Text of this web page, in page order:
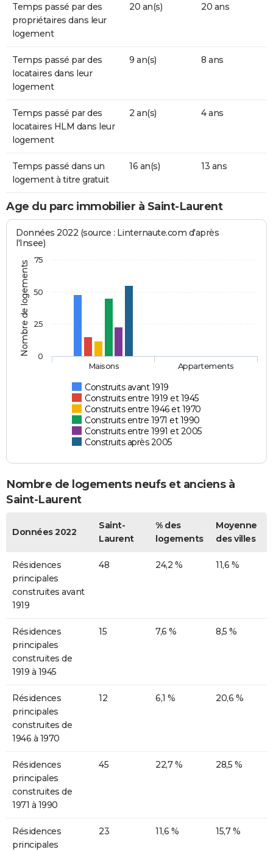
Temps passé par des
propriétaires dans leur
logement
20 an(s) 20 ans
Temps passé par des
locataires dans leur
logement
9 an(s) 8 ans
Temps passé par des
locataires HLM dans leur
logement
2 an(s) 4 ans
Temps passé dans un
logement à titre gratuit
16 an(s) 13 ans
Age du parc immobilier à Saint-Laurent
Nombre de logements
Données 2022 (source : Linternaute.com d'après
l'Insee)
Construits avant 1919
Construits entre 1919 et 1945
Construits entre 1946 et 1970
Construits entre 1971 et 1990
Construits entre 1991 et 2005
Construits après 2005
Maisons Appartements
0
25
50
75
Nombre de logements neufs et anciens à
Saint-Laurent
Données 2022
Saint-
Laurent
% des
logements
Moyenne
des villes
Résidences
principales
construites avant
1919
48 24,2 % 11,6 %
Résidences
principales
construites de
1919 à 1945
15 7,6 % 8,5 %
Résidences
principales
construites de
1946 à 1970
12 6,1 % 20,6 %
Résidences
principales
construites de
1971 à 1990
45 22,7 % 28,5 %
Résidences
principales
23 11,6 % 15,7 %